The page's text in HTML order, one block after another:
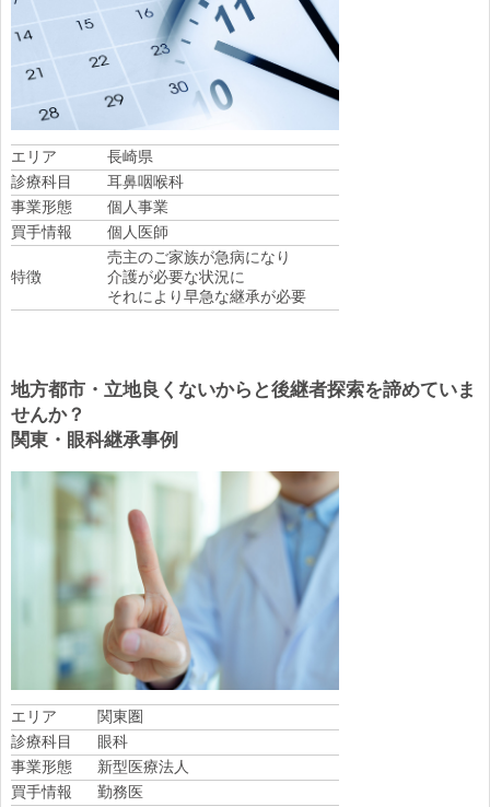
エリア
長崎県
診療科目
耳鼻咽喉科
事業形態
個人事業
買手情報
個人医師
特徴
売主のご家族が急病になり
介護が必要な状況に
それにより早急な継承が必要
地方都市・立地良くないからと後継者探索を諦めていま
せんか？
関東・眼科継承事例
エリア
関東圏
診療科目
眼科
事業形態
新型医療法人
買手情報
勤務医